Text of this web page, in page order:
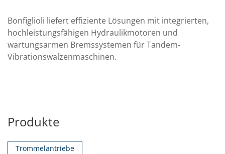
Bonfiglioli liefert effiziente Lösungen mit integrierten,
hochleistungsfähigen Hydraulikmotoren und
wartungsarmen Bremssystemen für Tandem-
Vibrationswalzenmaschinen.
Produkte
Trommelantriebe